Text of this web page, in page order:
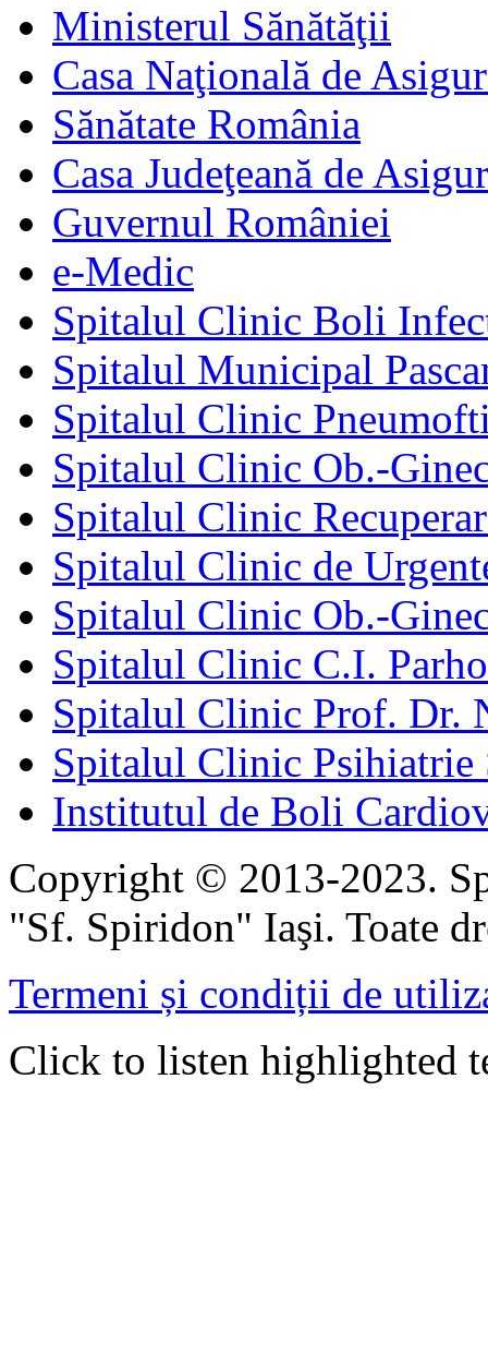
Ministerul Sănătăţii
Casa Naţională de
Sănătate România
Casa Judeţeană de
Guvernul României
e-Medic
Spitalul Clinic Boli
Spitalul Municipal
Spitalul Clinic
Spitalul Clinic Ob.-
Spitalul Clinic
Spitalul Clinic de
Spitalul Clinic Ob.-
Spitalul Clinic C.I.
Spitalul Clinic Prof. Dr.
Spitalul Clinic Psihiatrie
Institutul de Boli
Copyright © 2013-2023.
"Sf. Spiridon" Iaşi. Toate
Termeni și condiții de
Click to listen highlighted